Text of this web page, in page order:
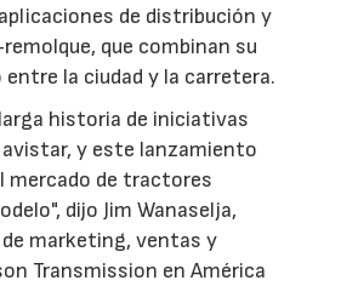
de distribución y
que combinan su
la ciudad y la carretera.
historia de iniciativas
y este lanzamiento
mercado de tractores
dijo Jim Wanaselja,
marketing, ventas y
Transmission en América